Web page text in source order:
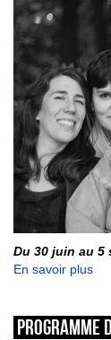
Du 30 juin au 5
En savoir plus
Programme